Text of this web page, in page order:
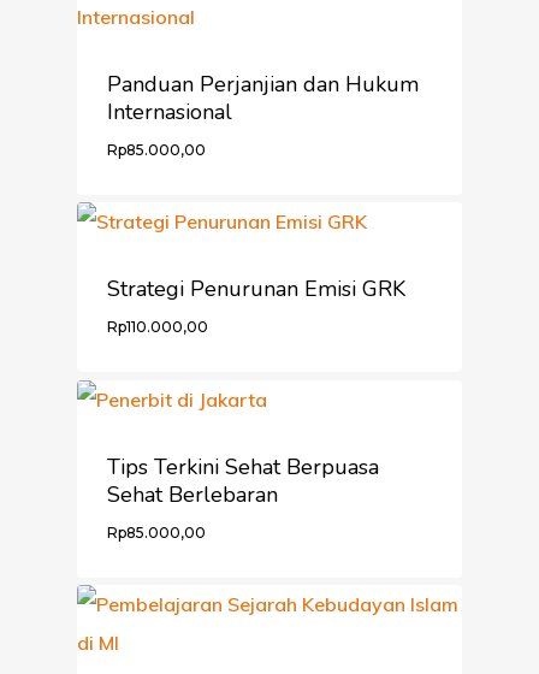
Panduan Perjanjian dan Hukum
Internasional
Rp85.000,00
Strategi Penurunan Emisi GRK
Rp110.000,00
Tips Terkini Sehat Berpuasa
Sehat Berlebaran
Rp85.000,00